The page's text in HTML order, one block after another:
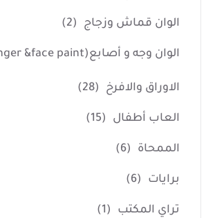
الوان قماش وزجاج (2)
الوان وجه و أصابع(finger &face paint)
الاوراق والافرخ (28)
العاب أطفال (15)
الممحاة (6)
برايات (6)
تراي المكتب (1)